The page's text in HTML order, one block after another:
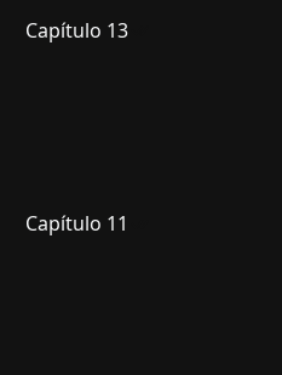
Capítulo 13
Capítulo 11